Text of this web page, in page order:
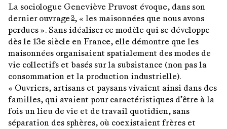
La sociologue Geneviève Pruvost évoque, dans son
dernier ouvrage3, « les maisonnées que nous avons
perdues ». Sans idéaliser ce modèle qui se développe
dès le 13e siècle en France, elle démontre que les
maisonnées organisaient spatialement des modes de
vie collectifs et basés sur la subsistance (non pas la
consommation et la production industrielle).
« Ouvriers, artisans et paysans vivaient ainsi dans des
familles, qui avaient pour caractéristiques d’être à la
fois un lieu de vie et de travail quotidien, sans
séparation des sphères, où coexistaient frères et